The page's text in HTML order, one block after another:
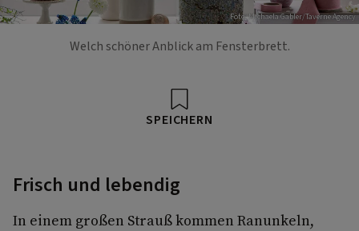
Foto: Michaela Gabler/Taverne Agency
Welch schöner Anblick am Fensterbrett.
SPEICHERN
Frisch und lebendig
In einem großen Strauß kommen Ranunkeln,